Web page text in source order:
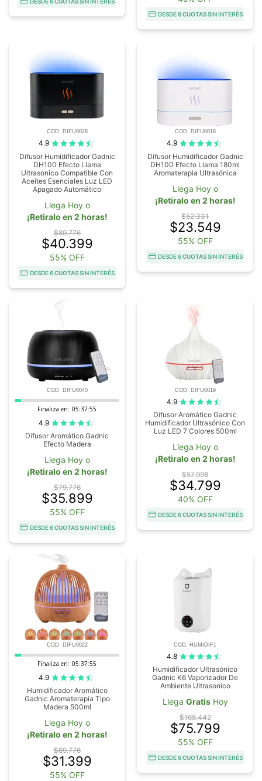
DESDE 6 CUOTAS SIN INTERÉS
COD. DIFU0028
4.9
Difusor Humidificador Gadnic
DH100 Efecto Llama
Ultrasonico Compatible Con
Aceites Esenciales Luz LED
Apagado Automático
Llega Hoy o
¡Retiralo en 2 horas!
$89.776
$40.399
55% OFF
DESDE 6 CUOTAS SIN INTERÉS
COD. DIFU0018
4.9
Difusor Humidificador Gadnic
DH100 Efecto Llama 180ml
Aromaterapia Ultrasónica
Llega Hoy o
¡Retiralo en 2 horas!
$52.331
$23.549
55% OFF
DESDE 6 CUOTAS SIN INTERÉS
COD. DIFU0040
Finaliza en: 05:37:54
4.9
Difusor Aromático Gadnic
Efecto Madera
Llega Hoy o
¡Retiralo en 2 horas!
$79.776
$35.899
55% OFF
DESDE 6 CUOTAS SIN INTERÉS
COD. DIFU0019
4.9
Difusor Aromático Gadnic
Humidificador Ultrasónico Con
Luz LED 7 Colores 500ml
Llega Hoy o
¡Retiralo en 2 horas!
$57.998
$34.799
40% OFF
DESDE 6 CUOTAS SIN INTERÉS
COD. DIFU0022
Finaliza en: 05:37:54
4.9
Humidificador Aromático
Gadnic Aromaterapia Tipo
Madera 500ml
Llega Hoy o
¡Retiralo en 2 horas!
$69.776
$31.399
55% OFF
COD. HUMIDIF1
4.8
Humidificador Ultrasónico
Gadnic K6 Vaporizador De
Ambiente Ultrasonico
Llega GratisHoy
$168.442
$75.799
55% OFF
DESDE 6 CUOTAS SIN INTERÉS